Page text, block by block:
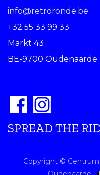
info@retroronde.be
+32 55 33 99 33
Markt 43
BE-9700 Oudenaarde
SPREAD THE
Copyright ©